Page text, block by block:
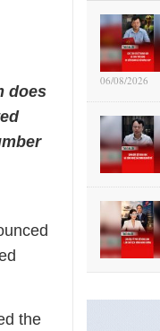
does
the
06/08/2026